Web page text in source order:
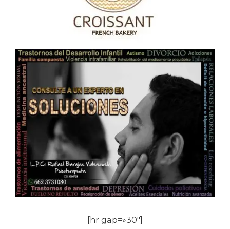
[hr gap=»30″]